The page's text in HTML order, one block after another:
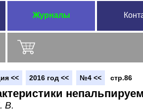
Журналы
<< 2016 год << №4 << стр.86
В.